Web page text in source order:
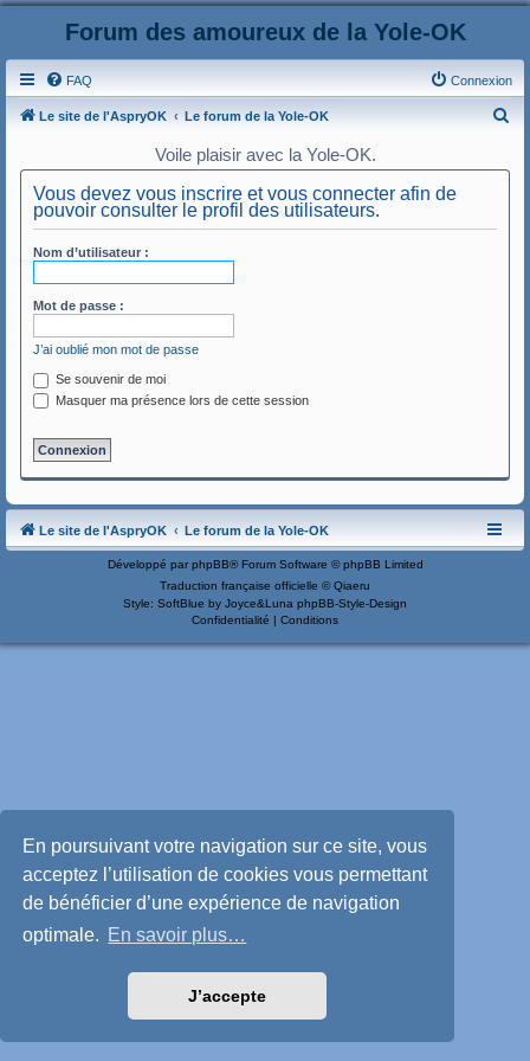
En poursuivant votre navigation sur ce site, vous
acceptez l’utilisation de cookies vous permettant
de bénéficier d’une expérience de navigation
optimale. En savoir plus…
J’accepte
Forum des amoureux de la Yole-OK
FAQ Connexion
Le site de l'AspryOK Le forum de la Yole-OK
Voile plaisir avec la Yole-OK.
Vous devez vous inscrire et vous connecter afin de
pouvoir consulter le profil des utilisateurs.
Nom d’utilisateur :
Mot de passe :
J’ai oublié mon mot de passe
Se souvenir de moi
Masquer ma présence lors de cette session
Le site de l'AspryOK Le forum de la Yole-OK
Développé par phpBB® Forum Software © phpBB Limited
Traduction française officielle ©Qiaeru
Style: SoftBlue by Joyce&Luna phpBB-Style-Design
Confidentialité | Conditions